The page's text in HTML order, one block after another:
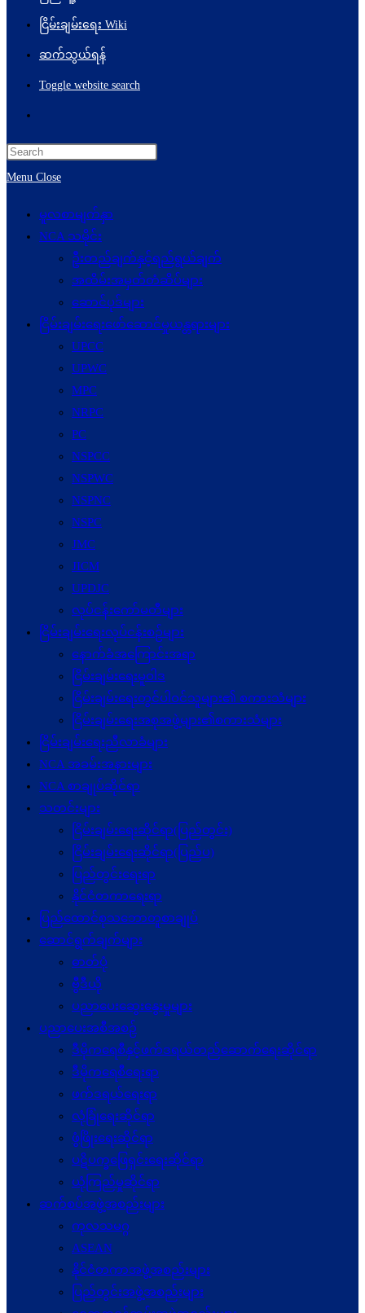
ငြိမ်းချမ်းရေး Wiki
ဆက်သွယ်ရန်
Toggle website search
Menu Close
မူလစာမျက်နှာ
NCA သမိုင်း
ဦးတည်ချက်နှင့်ရည်ရွယ်ချက်
အထိမ်းအမှတ်တံဆိပ်များ
ဆောင်ပုဒ်များ
ငြိမ်းချမ်းရေးဖော်‌ဆောင်မှုယန္တရားများ
UPCC
UPWC
MPC
NRPC
PC
NSPCC
NSPWC
NSPNC
NSPC
JMC
JICM
UPDJC
လုပ်ငန်းကော်မတီများ
ငြိမ်းချမ်းရေးလုပ်ငန်းစဉ်များ
နောက်ခံအကြောင်းအရာ
ငြိမ်းချမ်းရေးမူဝါဒ
ငြိမ်းချမ်းရေးတွင်ပါဝင်သူများ၏ စကားသံများ
ငြိမ်းချမ်းရေးအစုအဖွဲ့များ၏စကားသံများ
ငြိမ်းချမ်းရေးညီလာခံများ
NCA အခမ်းအနားများ
NCA စာချုပ်ဆိုင်ရာ
သတင်းများ
ငြိမ်းချမ်းရေးဆိုင်ရာ(ပြည်တွင်း)
ငြိမ်းချမ်းရေးဆိုင်ရာ(ပြည်ပ)
ပြည်တွင်းရေးရာ
နိုင်ငံတကာရေးရာ
ပြည်ထောင်စုသဘောတူစာချုပ်
ဆောင်ရွက်ချက်များ
ဓာတ်ပုံ
ဗွီဒီယို
ပညာပေးဆွေးနွေးမှုများ
ပညာပေးအစီအစဉ်
ဒီမိုကရေစီနှင့်ဖက်ဒရယ်တည်ဆောက်ရေးဆိုင်ရာ
ဒီမိုကရေစီရေးရာ
ဖက်ဒရယ်ရေးရာ
လုံခြုံရေးဆိုင်ရာ
ဖွံဖြိုးရေးဆိုင်ရာ
ပဋိပက္ခ‌ဖြေရှင်းရေးဆိုင်ရာ
ယုံကြည်မှုဆိုင်ရာ
ဆက်စပ်အဖွဲ့အစည်းများ
ကုလသမဂ္ဂ
ASEAN
နိုင်ငံတကာအဖွဲ့အစည်းများ
ပြည်တွင်းအဖွဲ့အစည်းများ